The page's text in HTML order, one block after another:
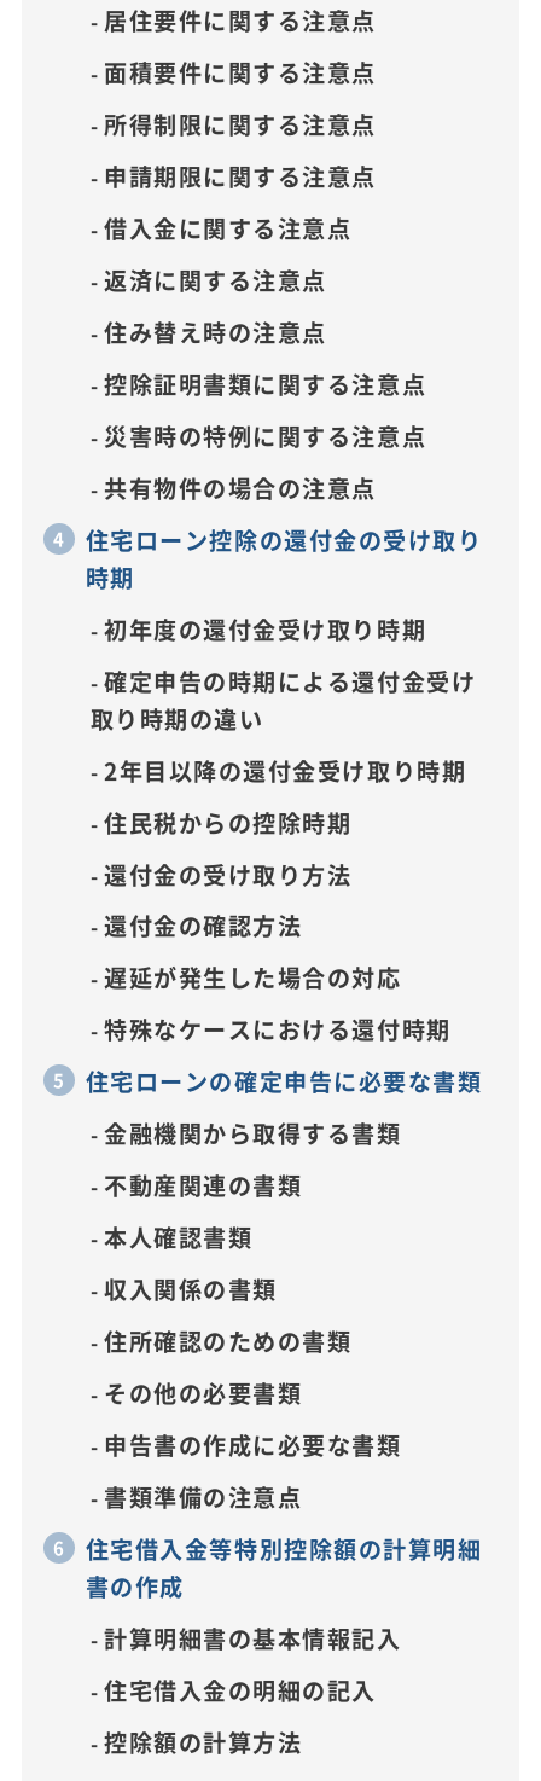
居住要件に関する注意点
面積要件に関する注意点
所得制限に関する注意点
申請期限に関する注意点
借入金に関する注意点
返済に関する注意点
住み替え時の注意点
控除証明書類に関する注意点
災害時の特例に関する注意点
共有物件の場合の注意点
住宅ローン控除の還付金の受け取り
時期
初年度の還付金受け取り時期
確定申告の時期による還付金受け
取り時期の違い
2年目以降の還付金受け取り時期
住民税からの控除時期
還付金の受け取り方法
還付金の確認方法
遅延が発生した場合の対応
特殊なケースにおける還付時期
住宅ローンの確定申告に必要な書類
金融機関から取得する書類
不動産関連の書類
本人確認書類
収入関係の書類
住所確認のための書類
その他の必要書類
申告書の作成に必要な書類
書類準備の注意点
住宅借入金等特別控除額の計算明細
書の作成
計算明細書の基本情報記入
住宅借入金の明細の記入
控除額の計算方法